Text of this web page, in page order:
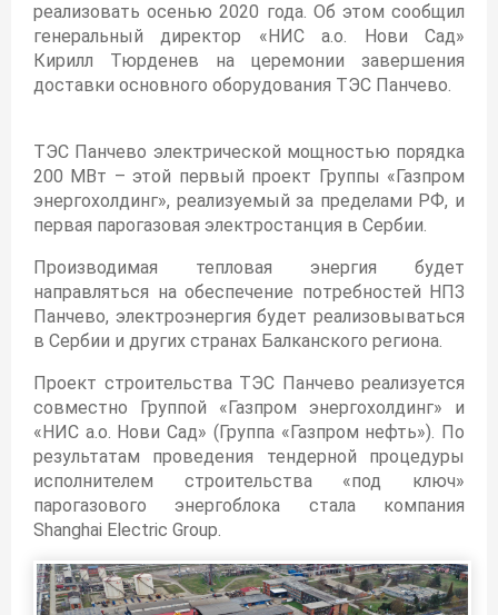
реализовать осенью 2020 года. Об этом сообщил
генеральный директор «НИС а.о. Нови Сад»
Кирилл Тюрденев на церемонии завершения
доставки основного оборудования ТЭС Панчево.
ТЭС Панчево электрической мощностью порядка
200 МВт – этой первый проект Группы «Газпром
энергохолдинг», реализуемый за пределами РФ, и
первая парогазовая электростанция в Сербии.
Производимая тепловая энергия будет
направляться на обеспечение потребностей НПЗ
Панчево, электроэнергия будет реализовываться
в Сербии и других странах Балканского региона.
Проект строительства ТЭС Панчево реализуется
совместно Группой «Газпром энергохолдинг» и
«НИС а.о. Нови Сад» (Группа «Газпром нефть»). По
результатам проведения тендерной процедуры
исполнителем строительства «под ключ»
парогазового энергоблока стала компания
Shanghai Electric Group.